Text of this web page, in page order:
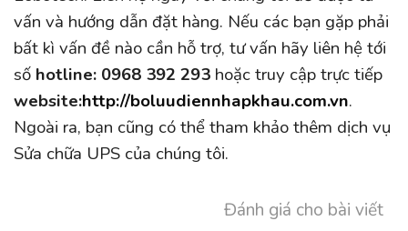
vấn và hướng dẫn đặt hàng. Nếu các bạn gặp phải
bất kì vấn đề nào cần hỗ trợ, tư vấn hãy liên hệ tới
số hotline: 0968 392 293 hoặc truy cập trực tiếp
website:http://boluudiennhapkhau.com.vn.
Ngoài ra, bạn cũng có thể tham khảo thêm dịch vụ
Sửa chữa UPS của chúng tôi.
Đánh giá cho bài viết